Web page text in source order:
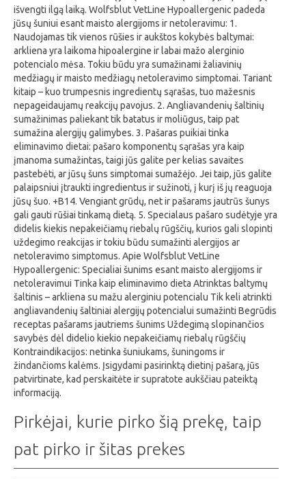
išvengti ilgą laiką. Wolfsblut VetLine Hypoallergenic padeda
jūsų šuniui esant maisto alergijoms ir netoleravimu: 1.
Naudojamas tik vienos rūšies ir aukštos kokybės baltymai:
arkliena yra laikoma hipoalergine ir labai mažo alerginio
potencialo mėsa. Tokiu būdu yra sumažinami žaliavinių
medžiagų ir maisto medžiagų netoleravimo simptomai. Tariant
kitaip – kuo trumpesnis ingredientų sąrašas, tuo mažesnis
nepageidaujamų reakcijų pavojus. 2. Angliavandenių šaltinių
sumažinimas paliekant tik batatus ir moliūgus, taip pat
sumažina alergijų galimybes. 3. Pašaras puikiai tinka
eliminavimo dietai: pašaro komponentų sąrašas yra kaip
įmanoma sumažintas, taigi jūs galite per kelias savaites
pastebėti, ar jūsų šuns simptomai sumažėjo. Jei taip, jūs galite
palaipsniui įtraukti ingredientus ir sužinoti, į kurį iš jų reaguoja
jūsų šuo. +B14. Vengiant grūdų, net ir pašarams jautrūs šunys
gali gauti rūšiai tinkamą dietą. 5. Specialaus pašaro sudėtyje yra
didelis kiekis nepakeičiamų riebalų rūgščių, kurios gali slopinti
uždegimo reakcijas ir tokiu būdu sumažinti alergijos ar
netoleravimo simptomus. Apie Wolfsblut VetLine
Hypoallergenic: Specialiai šunims esant maisto alergijoms ir
netoleravimui Tinka kaip eliminavimo dieta Atrinktas baltymų
šaltinis – arkliena su mažu alerginiu potencialu Tik keli atrinkti
angliavandenių šaltiniai alergijų potencialui sumažinti Begrūdis
receptas pašarams jautriems šunims Uždegimą slopinančios
savybės dėl didelio kiekio nepakeičiamų riebalų rūgščių
Kontraindikacijos: netinka šuniukams, šuningoms ir
žindančioms kalėms. Įsigydami pasirinktą dietinį pašarą, jūs
patvirtinate, kad perskaitėte ir supratote aukščiau pateiktą
informaciją.
Pirkėjai, kurie pirko šią prekę, taip
pat pirko ir šitas prekes